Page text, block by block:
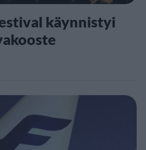
käynnistyi